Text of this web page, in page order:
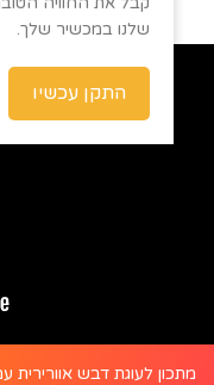
מתכון לעוגת דבש
שלנו במכשיר שלך.
התקן עכשיו